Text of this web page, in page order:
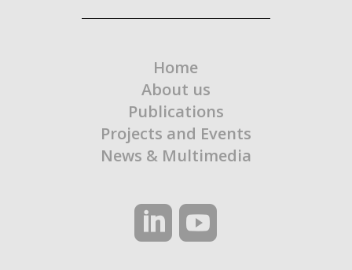
Home
About us
Publications
Projects and Events
News & Multimedia